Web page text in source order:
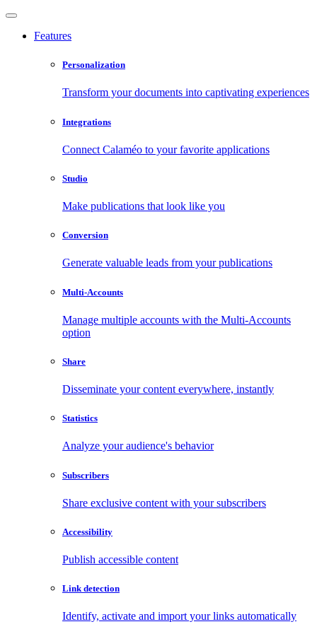
Features
Personalization
Transform your documents into captivating experiences
Integrations
Connect Calaméo to your favorite applications
Studio
Make publications that look like you
Conversion
Generate valuable leads from your publications
Multi-Accounts
Manage multiple accounts with the Multi-Accounts
option
Share
Disseminate your content everywhere, instantly
Statistics
Analyze your audience's behavior
Subscribers
Share exclusive content with your subscribers
Accessibility
Publish accessible content
Link detection
Identify, activate and import your links automatically